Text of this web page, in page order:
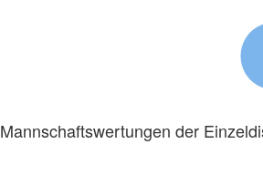
Mannschaftswertungen der